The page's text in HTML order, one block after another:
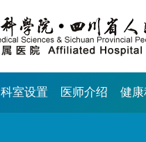
科室设置 医师介绍 健